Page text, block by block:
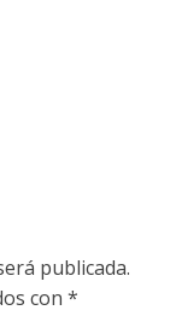
publicada.
con *